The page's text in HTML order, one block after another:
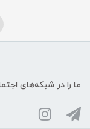
ما را در شبکه‌های